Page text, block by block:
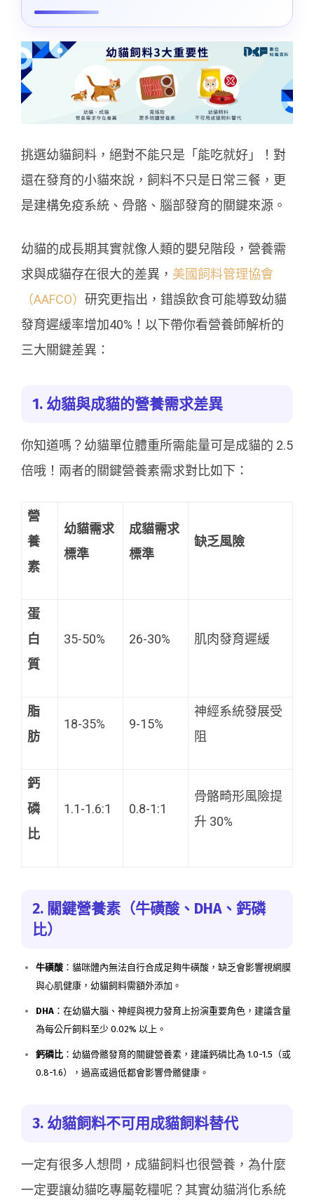
挑選幼貓飼料，絕對不能只是「能吃就好」！對
還在發育的小貓來說，飼料不只是日常三餐，更
是建構免疫系統、骨骼、腦部發育的關鍵來源。
幼貓的成長期其實就像人類的嬰兒階段，營養需
求與成貓存在很大的差異， 美國飼料管理協會
（AAFCO） 研究更指出，錯誤飲食可能導致幼貓
發育遲緩率增加40%！以下帶你看營養師解析的
三大關鍵差異：
1. 幼貓與成貓的營養需求差異
你知道嗎？幼貓單位體重所需能量可是成貓的 2.5
倍哦！兩者的關鍵營養素需求對比如下：
營
養
素
幼貓需求
標準
成貓需求
標準
缺乏風險
蛋
白
質
35-50% 26-30% 肌肉發育遲緩
脂
肪
18-35% 9-15%
神經系統發展受
阻
鈣
磷
比
1.1-1.6:1 0.8-1:1
骨骼畸形風險提
升 30%
2. 關鍵營養素（牛磺酸、DHA、鈣磷
比）
牛磺酸 ：貓咪體內無法自行合成足夠牛磺酸，缺乏會影響視網膜
與心肌健康，幼貓飼料需額外添加。
DHA ：在幼貓大腦、神經與視力發育上扮演重要角色，建議含量
為每公斤飼料至少 0.02% 以上。
鈣磷比 ：幼貓骨骼發育的關鍵營養素，建議鈣磷比為 1.0-1.5（或
0.8-1.6），過高或過低都會影響骨骼健康。
3. 幼貓飼料不可用成貓飼料替代
一定有很多人想問，成貓飼料也很營養，為什麼
一定要讓幼貓吃專屬乾糧呢？其實幼貓消化系統